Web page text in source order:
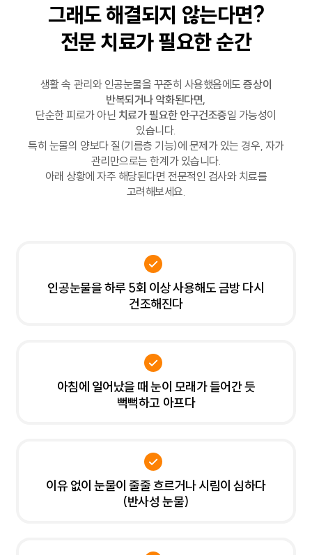
그래도 해결되지 않는다면?
전문 치료가필요한 순간
생활 속 관리와 인공눈물을 꾸준히 사용했음에도증상이
반복되거나 악화된다면,
단순한 피로가 아닌 치료가 필요한 안구건조증일 가능성이
있습니다.
특히 눈물의 양보다 질(기름층 기능)에 문제가 있는 경우, 자가
관리만으로는 한계가 있습니다.
아래 상황에 자주 해당된다면 전문적인 검사와 치료를
고려해보세요.
인공눈물을 하루 5회 이상 사용해도 금방 다시
건조해진다
아침에 일어났을 때 눈이 모래가 들어간 듯
뻑뻑하고 아프다
이유 없이 눈물이 줄줄 흐르거나 시림이 심하다
(반사성 눈물)